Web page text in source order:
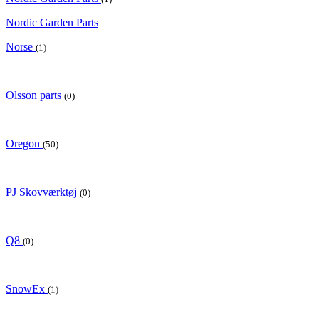
Nordic Garden Parts
Norse (1)
Olsson parts (0)
Oregon (50)
PJ Skovværktøj (0)
Q8 (0)
SnowEx (1)